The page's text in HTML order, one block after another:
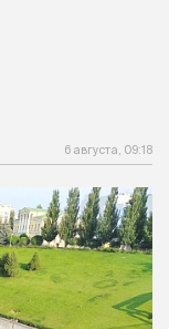
6 августа, 09:18